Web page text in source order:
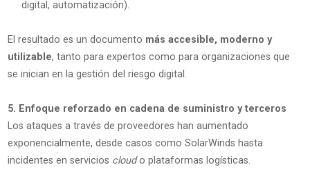
digital, automatización).
El resultado es un documento más accesible, moderno y
utilizable, tanto para expertos como para organizaciones que
se inician en la gestión del riesgo digital.
5. Enfoque reforzado en cadena de suministro y terceros
Los ataques a través de proveedores han aumentado
exponencialmente, desde casos como SolarWinds hasta
incidentes en servicios cloudo plataformas logísticas.